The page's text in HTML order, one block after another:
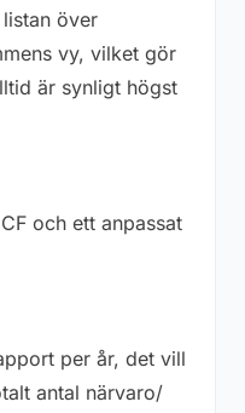
över
vy, vilket gör
är synligt högst
och ett anpassat
per år, det vill
antal närvaro/